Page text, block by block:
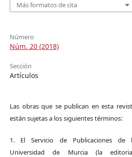
Más formatos de cita
Número
Núm. 20 (2018)
Sección
Artículos
Las obras que se publican en esta
están sujetas a los siguientes términos:
1. El Servicio de Publicaciones de
Universidad de Murcia (la